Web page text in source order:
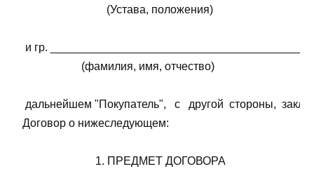
                                 (Устава, положения)
и гр.
                        (фамилия, имя, отчество)
дальнейшем "Покупатель",   с   другой  стороны,
   Договор о нижеследующем:
                             1. ПРЕДМЕТ ДОГОВОРА